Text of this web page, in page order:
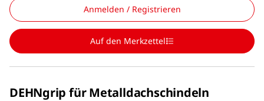
Anmelden / Registrieren
Auf den Merkzettel
DEHNgrip für Metalldachschindeln